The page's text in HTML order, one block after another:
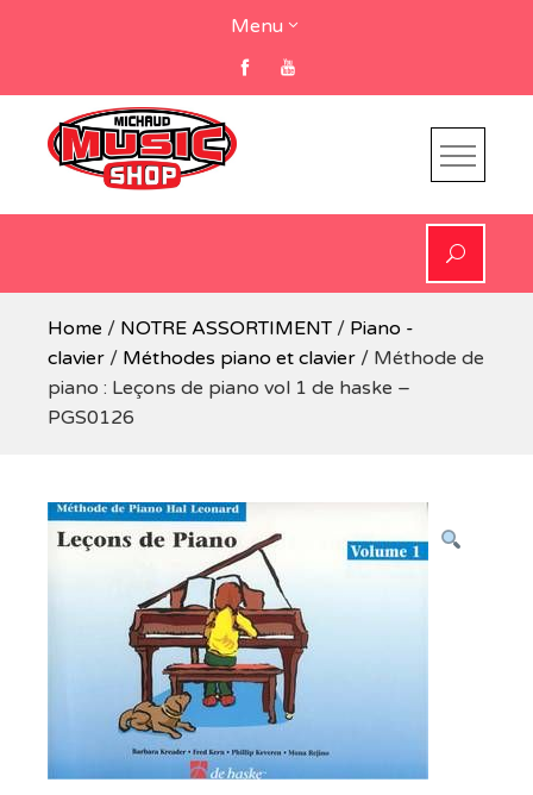
Menu
Home / NOTRE ASSORTIMENT / Piano -
clavier / Méthodes piano et clavier / Méthode de
piano : Leçons de piano vol 1 de haske –
PGS0126